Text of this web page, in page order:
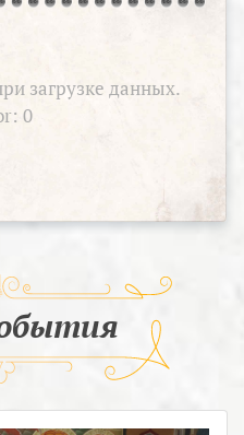
загрузке данных.
0